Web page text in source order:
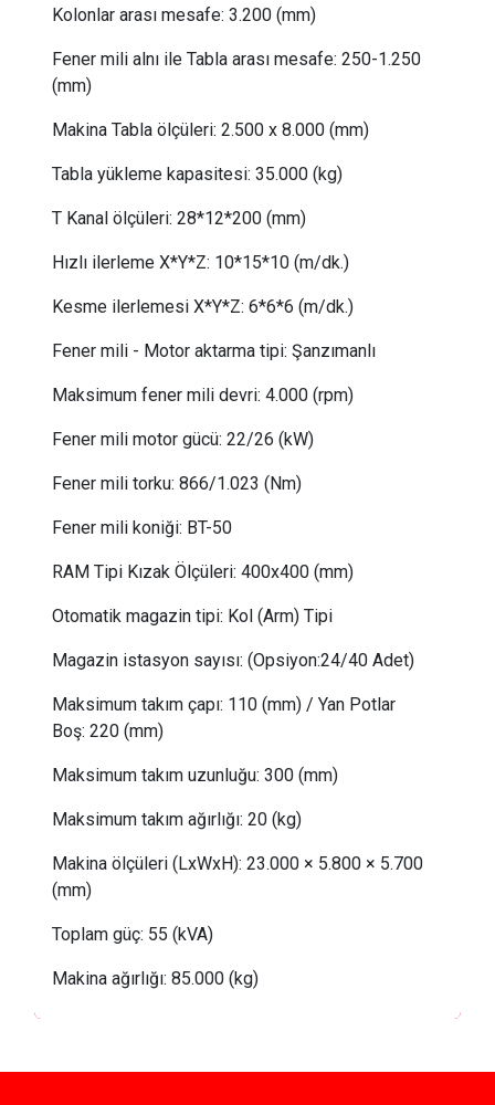
Kolonlar arası mesafe: 3.200 (mm)
Fener mili alnı ile Tabla arası mesafe: 250-1.250
(mm)
Makina Tabla ölçüleri: 2.500 x 8.000 (mm)
Tabla yükleme kapasitesi: 35.000 (kg)
T Kanal ölçüleri: 28*12*200 (mm)
Hızlı ilerleme X*Y*Z: 10*15*10 (m/dk.)
Kesme ilerlemesi X*Y*Z: 6*6*6 (m/dk.)
Fener mili - Motor aktarma tipi: Şanzımanlı
Maksimum fener mili devri: 4.000 (rpm)
Fener mili motor gücü: 22/26 (kW)
Fener mili torku: 866/1.023 (Nm)
Fener mili koniği: BT-50
RAM Tipi Kızak Ölçüleri: 400x400 (mm)
Otomatik magazin tipi: Kol (Arm) Tipi
Magazin istasyon sayısı: (Opsiyon:24/40 Adet)
Maksimum takım çapı: 110 (mm) / Yan Potlar
Boş: 220 (mm)
Maksimum takım uzunluğu: 300 (mm)
Maksimum takım ağırlığı: 20 (kg)
Makina ölçüleri (LxWxH): 23.000 × 5.800 × 5.700
(mm)
Toplam güç: 55 (kVA)
Makina ağırlığı: 85.000 (kg)